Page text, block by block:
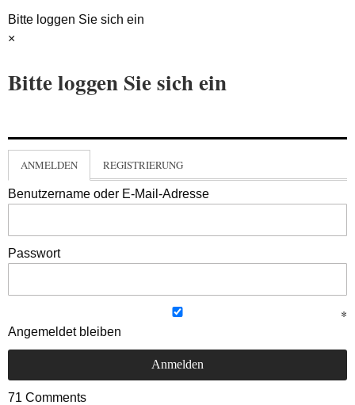
Bitte loggen Sie sich ein
×
Bitte loggen Sie sich ein
ANMELDEN REGISTRIERUNG
Benutzername oder E-Mail-Adresse
Passwort
Angemeldet bleiben
71 Comments